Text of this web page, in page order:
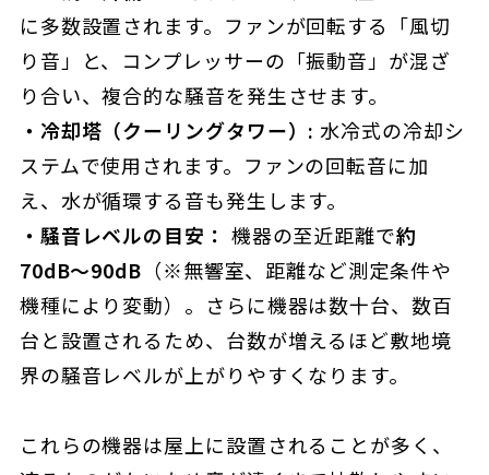
に多数設置されます。ファンが回転する「風切
り音」と、コンプレッサーの「振動音」が混ざ
り合い、複合的な騒音を発生させます。
・冷却塔（クーリングタワー）: 水冷式の冷却シ
ステムで使用されます。ファンの回転音に加
え、水が循環する音も発生します。
・騒音レベルの目安： 機器の至近距離で約
70dB〜90dB （※無響室、距離など測定条件や
機種により変動）。さらに機器は数十台、数百
台と設置されるため、台数が増えるほど敷地境
界の騒音レベルが上がりやすくなります。
これらの機器は屋上に設置されることが多く、